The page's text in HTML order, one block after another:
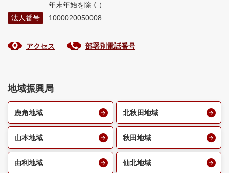
年末年始を除く）
法人番号
1000020050008
アクセス 部署別電話番号
地域振興局
鹿角地域 北秋田地域
山本地域 秋田地域
由利地域 仙北地域